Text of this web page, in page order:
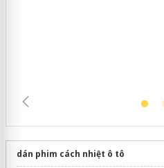
dán phim cách nhiệt ô tô